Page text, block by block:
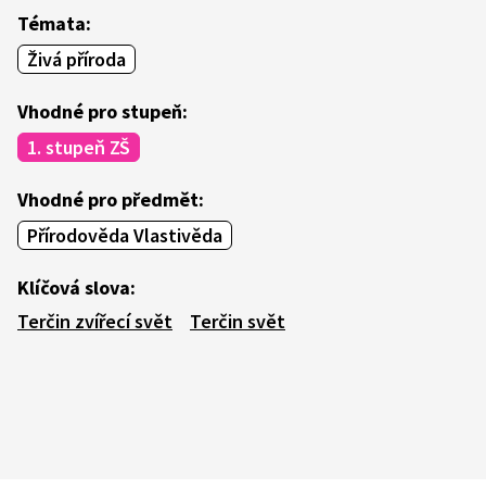
Témata:
Živá příroda
Vhodné pro stupeň:
1. stupeň ZŠ
Vhodné pro předmět:
Přírodověda Vlastivěda
Klíčová slova:
Terčin zvířecí svět
Terčin svět